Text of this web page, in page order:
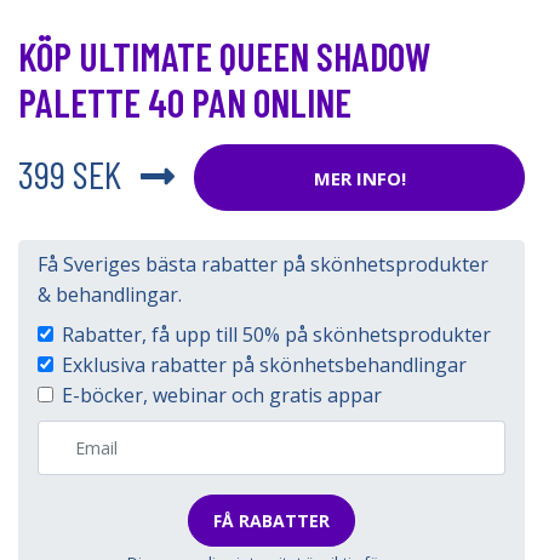
KÖP ULTIMATE QUEEN SHADOW
PALETTE 40 PAN ONLINE
399 SEK
MER INFO!
Få Sveriges bästa rabatter på skönhetsprodukter
& behandlingar.
Rabatter, få upp till 50% på skönhetsprodukter
Exklusiva rabatter på skönhetsbehandlingar
E-böcker, webinar och gratis appar
FÅ RABATTER